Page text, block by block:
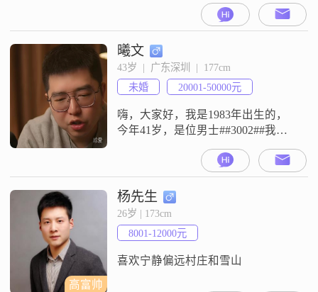
乐，舞蹈。爱吃各地小吃，美食。
平时一般喜欢安静，也能适应偶尔
的热闹。本人籍贯湖南岳阳市人，
在深圳工作二十多年，现定居六盘
水市区。希望能有一个踏实善良，
懂生活，性格温和，品行端庄的中
国年轻女性，走进我的生活。
曦文
43岁  |  广东深圳  |  177cm
未婚
20001-50000元
嗨，大家好，我是1983年出生的，
今年41岁，是位男士##3002##我的
入在20001元到50000元这个区间
##3002##我的工作地在深圳，学历
是大学本科##3002##关于我的个人
特征，大家都说我是个外向健谈的
人##3002##平时性格稳重可靠，与
人相处幽默风趣##3
高富帅
杨先生
26岁 | 173cm
8001-12000元
喜欢宁静偏远村庄和雪山